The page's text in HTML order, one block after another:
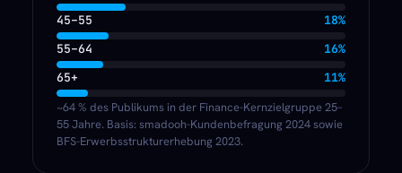
45–55
18%
55–64
16%
65+
11%
~64 % des Publikums in der Finance-Kernzielgruppe 25–
55 Jahre. Basis: smadooh-Kundenbefragung 2024 sowie
BFS-Erwerbsstrukturerhebung 2023.